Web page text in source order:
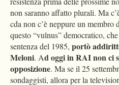
non saranno affatto plurali. Ma
cda non c’è neppure un
questo “vulnus” democratico,
sentenza del 1985, portò
Meloni. Ad oggi in RAI non ci
opposizione. Ma se il 25
sondaggisti, allora per la